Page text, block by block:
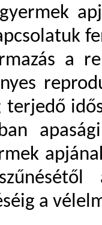
a
terjedő
a